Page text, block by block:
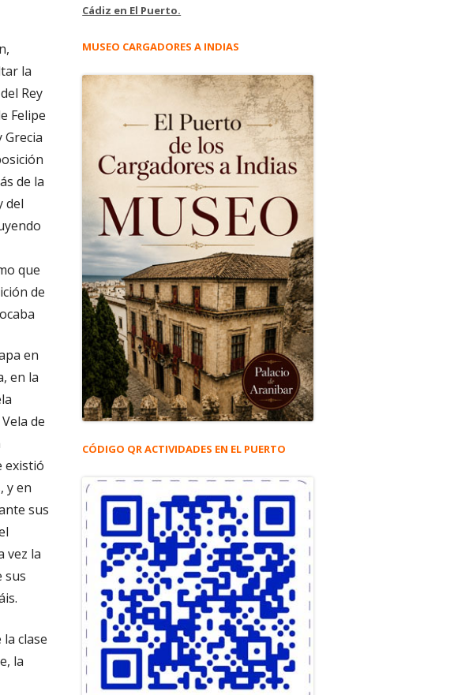
la
Rey
Felipe
de la
del
que
de
en
en la
de
existió
y en
sus
vez la
sus
clase
la
Cádiz en El Puerto.
MUSEO CARGADORES A INDIAS
CÓDIGO QR ACTIVIDADES EN EL PUERTO